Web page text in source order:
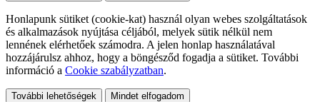
Honlapunk sütiket (cookie-kat) használ olyan webes szolgáltatások
és alkalmazások nyújtása céljából, melyek sütik nélkül nem
lennének elérhetőek számodra. A jelen honlap használatával
hozzájárulsz ahhoz, hogy a böngésződ fogadja a sütiket. További
információ a Cookie szabályzatban.
További lehetőségek Mindet elfogadom